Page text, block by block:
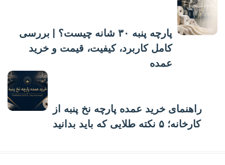
پارچه پنبه ۳۰ شانه چیست؟ | بررسی
کامل کاربرد، کیفیت، قیمت و خرید
عمده
راهنمای خرید عمده پارچه نخ پنبه از
کارخانه؛ ۵ نکته طلایی که باید بدانید